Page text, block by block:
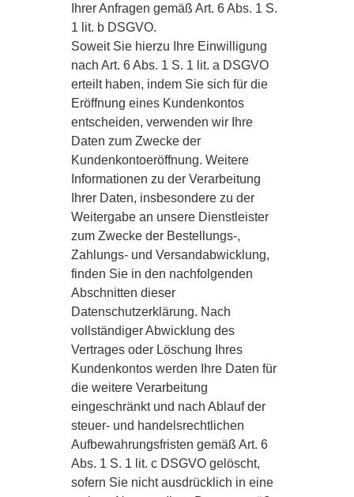
Ihrer Anfragen gemäß Art. 6 Abs. 1 S.
1 lit. b DSGVO.
Soweit Sie hierzu Ihre Einwilligung
nach Art. 6 Abs. 1 S. 1 lit. a DSGVO
erteilt haben, indem Sie sich für die
Eröffnung eines Kundenkontos
entscheiden, verwenden wir Ihre
Daten zum Zwecke der
Kundenkontoeröffnung. Weitere
Informationen zu der Verarbeitung
Ihrer Daten, insbesondere zu der
Weitergabe an unsere Dienstleister
zum Zwecke der Bestellungs-,
Zahlungs- und Versandabwicklung,
finden Sie in den nachfolgenden
Abschnitten dieser
Datenschutzerklärung. Nach
vollständiger Abwicklung des
Vertrages oder Löschung Ihres
Kundenkontos werden Ihre Daten für
die weitere Verarbeitung
eingeschränkt und nach Ablauf der
steuer- und handelsrechtlichen
Aufbewahrungsfristen gemäß Art. 6
Abs. 1 S. 1 lit. c DSGVO gelöscht,
sofern Sie nicht ausdrücklich in eine